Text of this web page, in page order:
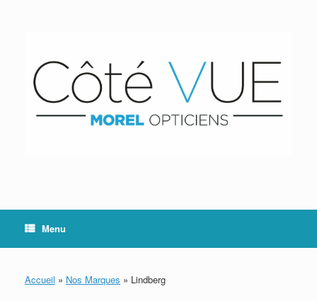
Menu
Accueil » Nos Marques » Lindberg